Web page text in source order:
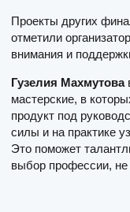
Проекты других
отметили
внимания и
Гузелия Махмутова
мастерские, в
продукт под
силы и на практике
Это поможет
выбор профессии,